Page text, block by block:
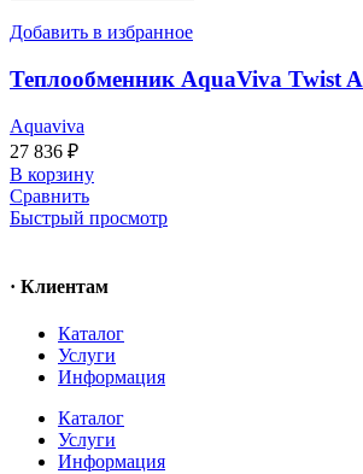
Добавить в избранное
Теплообменник AquaViva Twist
Aquaviva
27 836 ₽
В корзину
Сравнить
Быстрый просмотр
· Клиентам
Каталог
Услуги
Информация
Каталог
Услуги
Информация